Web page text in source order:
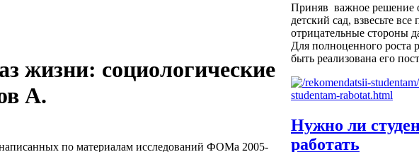
жизни: социологические
А.
по материалам исследований ФОМа 2005-
Приняв важное решение
детский сад, взвесьте
отрицательные стороны
Для полноценного роста
быть реализована его
Нужно ли
работать